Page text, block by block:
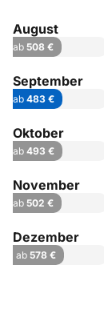
August
ab 508 €
September
ab 483 €
Oktober
ab 493 €
November
ab 502 €
Dezember
ab 578 €